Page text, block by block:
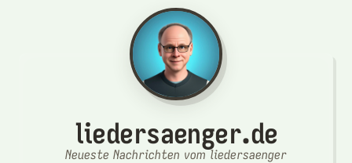
liedersaenger.de
Neueste Nachrichten vom liedersaenger